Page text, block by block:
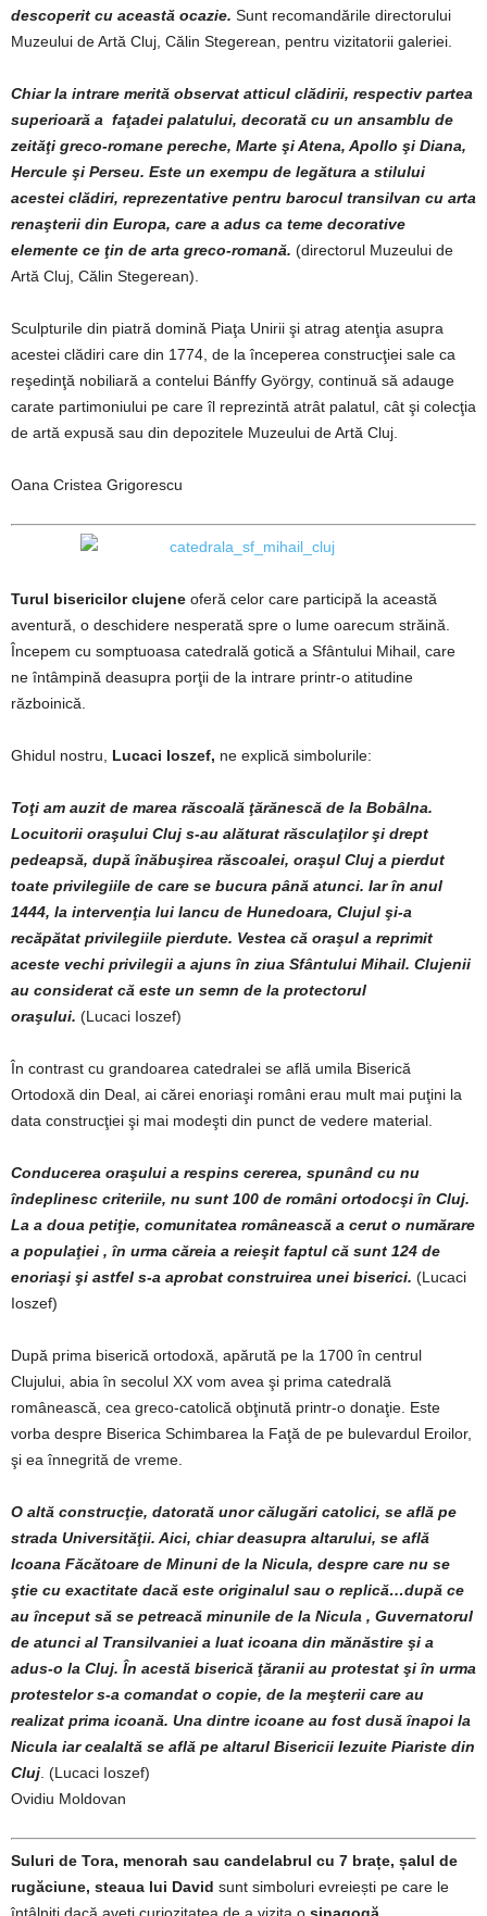
descoperit cu această ocazie. Sunt recomandările directorului
Muzeului de Artă Cluj, Călin Stegerean, pentru vizitatorii galeriei.
Chiar la intrare merită observat atticul clădirii, respectiv partea
superioară a faţadei palatului, decorată cu un ansamblu de
zeităţi greco-romane pereche, Marte şi Atena, Apollo şi Diana,
Hercule şi Perseu. Este un exempu de legătura a stilului
acestei clădiri, reprezentative pentru barocul transilvan cu arta
renaşterii din Europa, care a adus ca teme decorative
elemente ce ţin de arta greco-romană. (directorul Muzeului de
Artă Cluj, Călin Stegerean).
Sculpturile din piatră domină Piaţa Unirii şi atrag atenţia asupra
acestei clădiri care din 1774, de la începerea construcţiei sale ca
reşedinţă nobiliară a contelui Bánffy György, continuă să adauge
carate partimoniului pe care îl reprezintă atrât palatul, cât şi colecţia
de artă expusă sau din depozitele Muzeului de Artă Cluj.
Oana Cristea Grigorescu
Turul bisericilor clujene oferă celor care participă la această
aventură, o deschidere nesperată spre o lume oarecum străină.
Începem cu somptuoasa catedrală gotică a Sfântului Mihail, care
ne întâmpină deasupra porţii de la intrare printr-o atitudine
războinică.
Ghidul nostru, Lucaci Ioszef, ne explică simbolurile:
Toţi am auzit de marea răscoală ţărănescă de la Bobâlna.
Locuitorii oraşului Cluj s-au alăturat răsculaţilor şi drept
pedeapsă, după înăbuşirea răscoalei, oraşul Cluj a pierdut
toate privilegiile de care se bucura până atunci. Iar în anul
1444, la intervenţia lui Iancu de Hunedoara, Clujul şi-a
recăpătat privilegiile pierdute. Vestea că oraşul a reprimit
aceste vechi privilegii a ajuns în ziua Sfântului Mihail. Clujenii
au considerat că este un semn de la protectorul
oraşului. (Lucaci Ioszef)
În contrast cu grandoarea catedralei se află umila Biserică
Ortodoxă din Deal, ai cărei enoriaşi români erau mult mai puţini la
data construcţiei şi mai modeşti din punct de vedere material.
Conducerea oraşului a respins cererea, spunând cu nu
îndeplinesc criteriile, nu sunt 100 de români ortodocşi în Cluj.
La a doua petiţie, comunitatea românească a cerut o numărare
a populaţiei , în urma căreia a reieşit faptul că sunt 124 de
enoriaşi şi astfel s-a aprobat construirea unei biserici. (Lucaci
Ioszef)
După prima biserică ortodoxă, apărută pe la 1700 în centrul
Clujului, abia în secolul XX vom avea şi prima catedrală
românească, cea greco-catolică obţinută printr-o donaţie. Este
vorba despre Biserica Schimbarea la Faţă de pe bulevardul Eroilor,
şi ea înnegrită de vreme.
O altă construcţie, datorată unor călugări catolici, se află pe
strada Universităţii. Aici, chiar deasupra altarului, se află
Icoana Făcătoare de Minuni de la Nicula, despre care nu se
ştie cu exactitate dacă este originalul sau o replică…după ce
au început să se petreacă minunile de la Nicula , Guvernatorul
de atunci al Transilvaniei a luat icoana din mănăstire şi a
adus-o la Cluj. În acestă biserică ţăranii au protestat şi în urma
protestelor s-a comandat o copie, de la meşterii care au
realizat prima icoană. Una dintre icoane au fost dusă înapoi la
Nicula iar cealaltă se află pe altarul Bisericii Iezuite Piariste din
Cluj. (Lucaci Ioszef)
Ovidiu Moldovan
Suluri de Tora, menorah sau candelabrul cu 7 brațe, șalul de
rugăciune, steaua lui David sunt simboluri evreiești pe care le